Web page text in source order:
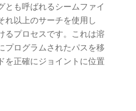
とも呼ばれるシームファイ
れ以上のサーチを使用し
るプロセスです。これは溶
プログラムされたパスを移
を正確にジョイントに位置